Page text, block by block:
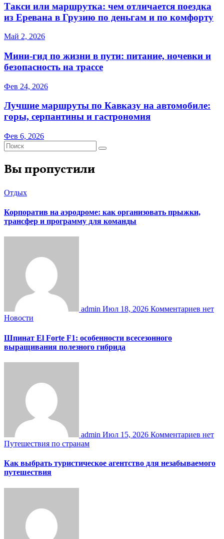
Такси или маршрутка: чем отличается поездка
из Еревана в Грузию по деньгам и по комфорту
Май 2, 2026
Мини‑гид по жизни в пути: питание, ночевки и
безопасность на трассе
Фев 24, 2026
Лучшие маршруты по Кавказу на автомобиле:
горы, серпантины и гастрономия
Фев 6, 2026
Вы пропустили
Отдых
Корпоратив на аэродроме: как организовать прыжки,
трансфер и программу для команды
admin Июл 18, 2026 Комментариев нет
Новости
Шпинат El Forte F1: особенности всесезонного
выращивания полезного гибрида
admin Июл 15, 2026 Комментариев нет
Путешествия по странам
Как выбрать туристическое агентство для незабываемого
путешествия